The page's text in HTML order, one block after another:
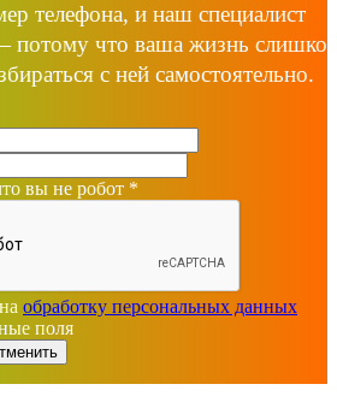
телефона, и наш специалист
потому что ваша жизнь
с ней самостоятельно.
вы не робот *
обработку персональных данных
поля